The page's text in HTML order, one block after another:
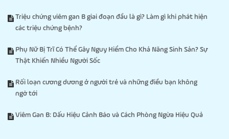
Triệu chứng viêm gan B giai đoạn đầu là gì? Làm gì khi phát hiện
các triệu chứng bệnh?
Phụ Nữ Bị Trĩ Có Thể Gây Nguy Hiểm Cho Khả Năng Sinh Sản? Sự
Thật Khiến Nhiều Người Sốc
Rối loạn cương dương ở người trẻ và những điều bạn không
ngờ tới
Viêm Gan B: Dấu Hiệu Cảnh Báo và Cách Phòng Ngừa Hiệu Quả